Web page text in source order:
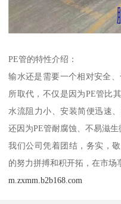
PE管的特性介绍：
输水还是需要一个相对安全
所取代，不仅是因为PE管比
水流阻力小、安装简便迅速
还因为PE管耐腐蚀、不易滋
我们公司凭着团结，务实，
的努力拼搏和积开拓，在市场
m.zxmm.b2b168.com